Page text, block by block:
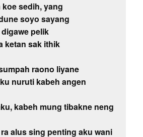
sedih, yang
soyo sayang
pelik
ketan sak ithik
raono liyane
nuruti kabeh angen
kabeh mung tibakne neng
alus sing penting aku wani